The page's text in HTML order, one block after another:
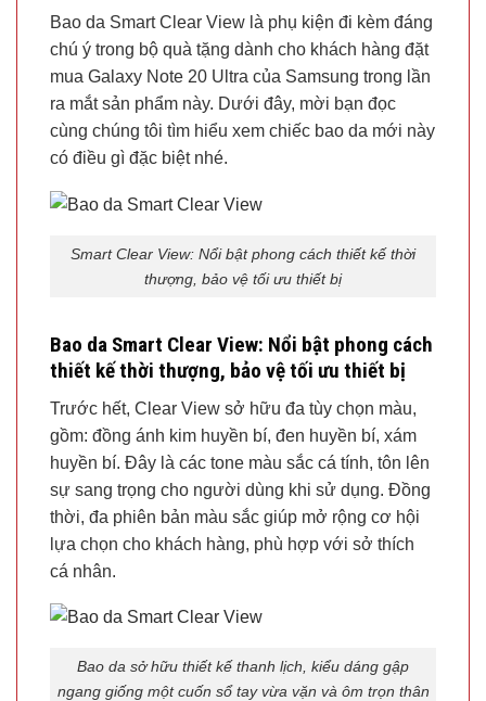
Bao da Smart Clear View là phụ kiện đi kèm đáng
chú ý trong bộ quà tặng dành cho khách hàng đặt
mua Galaxy Note 20 Ultra của Samsung trong lần
ra mắt sản phẩm này. Dưới đây, mời bạn đọc
cùng chúng tôi tìm hiểu xem chiếc bao da mới này
có điều gì đặc biệt nhé.
Smart Clear View: Nổi bật phong cách thiết kế thời
thượng, bảo vệ tối ưu thiết bị
Bao da Smart Clear View: Nổi bật phong cách
thiết kế thời thượng, bảo vệ tối ưu thiết bị
Trước hết, Clear View sở hữu đa tùy chọn màu,
gồm: đồng ánh kim huyền bí, đen huyền bí, xám
huyền bí. Đây là các tone màu sắc cá tính, tôn lên
sự sang trọng cho người dùng khi sử dụng. Đồng
thời, đa phiên bản màu sắc giúp mở rộng cơ hội
lựa chọn cho khách hàng, phù hợp với sở thích
cá nhân.
Bao da sở hữu thiết kế thanh lịch, kiểu dáng gập
ngang giống một cuốn sổ tay vừa vặn và ôm trọn thân